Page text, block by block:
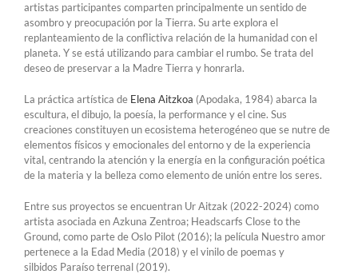
artistas participantes comparten principalmente un sentido de
asombro y preocupación por la Tierra. Su arte explora el
replanteamiento de la conflictiva relación de la humanidad con el
planeta. Y se está utilizando para cambiar el rumbo. Se trata del
deseo de preservar a la Madre Tierra y honrarla.
La práctica artística de Elena Aitzkoa (Apodaka, 1984) abarca la
escultura, el dibujo, la poesía, la performance y el cine. Sus
creaciones constituyen un ecosistema heterogéneo que se nutre de
elementos físicos y emocionales del entorno y de la experiencia
vital, centrando la atención y la energía en la configuración poética
de la materia y la belleza como elemento de unión entre los seres.
Entre sus proyectos se encuentran Ur Aitzak (2022-2024) como
artista asociada en Azkuna Zentroa; Headscarfs Close to the
Ground, como parte de Oslo Pilot (2016); la película Nuestro amor
pertenece a la Edad Media (2018) y el vinilo de poemas y
silbidos Paraíso terrenal (2019).